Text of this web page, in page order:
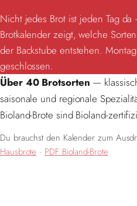
Nicht jedes Brot ist jeden Tag
Brotkalender zeigt, welche
der Backstube entstehen.
geschlossen.
Über 40 Brotsorten —
saisonale und regionale
Bioland-Brote sind Bioland-
Du brauchst den Kalender zum
Hausbrote · PDF Bioland-Brote